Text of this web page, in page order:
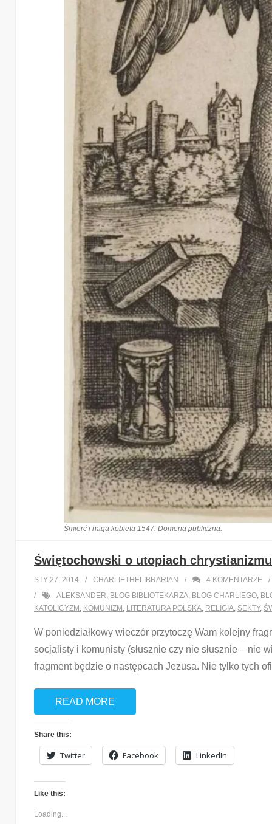
Śmierć i naga kobieta 1547. Domena publiczna.
Ileż to razy ja Wam wspominałem, że kocham te
Internet w życiu nie dowiedziałbym się o kimś
miniatur bardzo szczególnych grafik.
…
READ MORE
Share this:
Twitter
Like this:
Świętochowski o utopiach
STY 27, 2014 CHARLIETHELIBRARIAN 4 KOMENTARZE
ALEKSANDER, BLOG BIBLIOTEKARZA, BLOG CHARLIEGO,
KATOLICYZM, KOMUNIZM, LITERATURA POLSKA, RELIGIA, SEKTY,
W poniedziałkowy wieczór przytoczę Wam kolejny
socjalisty i komunisty (słusznie czy nie słusznie – nie
fragment będzie o następcach Jezusa. Nie tylko tych
READ MORE
Share this:
Twitter Facebook LinkedIn
Like this:
Loading...